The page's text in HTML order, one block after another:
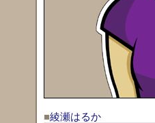
■綾瀬はるか